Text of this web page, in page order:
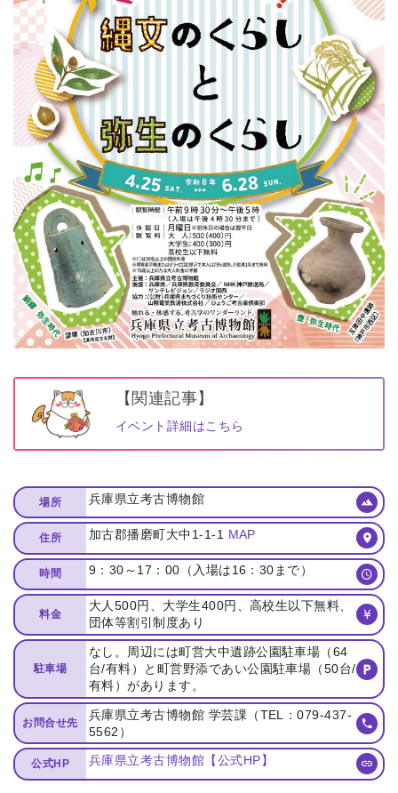
【関連記事】
イベント詳細はこちら
場所 兵庫県立考古博物館
住所 加古郡播磨町大中1-1-1 MAP
時間 9：30～17：00（入場は16：30まで）
料金
大人500円、大学生400円、高校生以下無料、
団体等割引制度あり
駐車場
なし。周辺には町営大中遺跡公園駐車場（64
台/有料）と町営野添であい公園駐車場（50台/
有料）があります。
お問合せ先
兵庫県立考古博物館 学芸課（TEL：079-437-
5562）
公式HP 兵庫県立考古博物館【公式HP】